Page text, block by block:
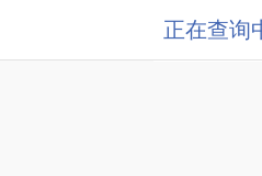
正在查询